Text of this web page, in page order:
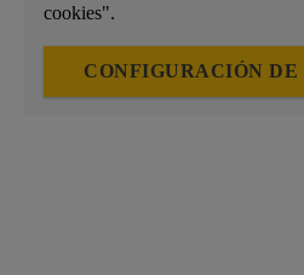
cookies".
CONFIGURACIÓN DE